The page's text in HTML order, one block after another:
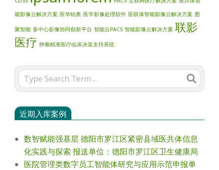
能影像云解决方案 医华铂奥 医学影像处理软件 医联体智能影像云解决方案 图
聚智能 多中心影像协同创新平台 智能云PACS 智能影像云解决方案 联影
医疗 肿瘤精准医疗临床决策支持系统
Search
近期入库案例
数智赋能强基层 德阳市罗江区紧密县域医共体信息
化实践与探索 报送单位：德阳市罗江区卫生健康局
医院管理类数字员工智能体研究与应用示范申报单